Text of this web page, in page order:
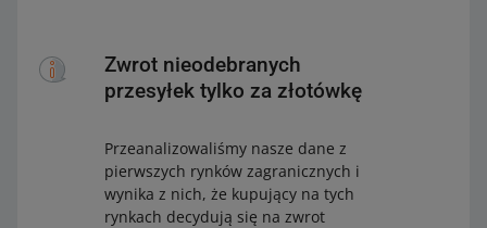
Zwrot nieodebranych
przesyłek tylko za złotówkę
Przeanalizowaliśmy nasze dane z
pierwszych rynków zagranicznych i
wynika z nich, że kupujący na tych
rynkach decydują się na zwrot